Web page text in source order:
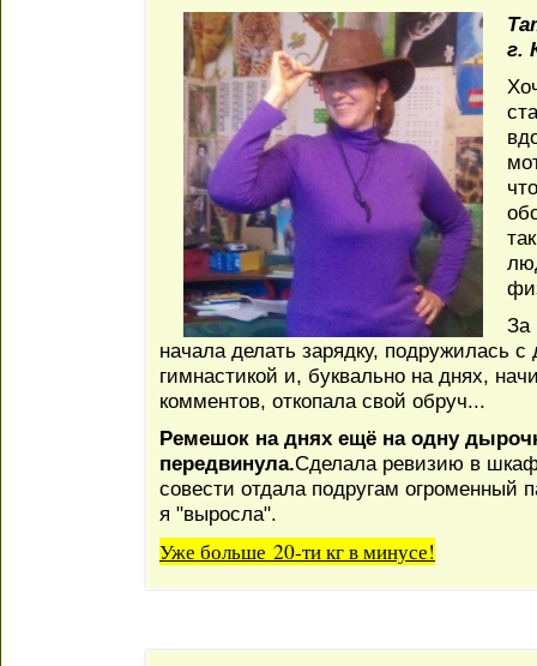
г.
За
начала делать зарядку, подружилась с
гимнастикой и, буквально на днях,
комментов, откопала свой обруч...
Ремешок на днях ещё на одну
передвинула.Сделала ревизию в
совести отдала подругам огроменный
я "выросла".
Уже больше 20-ти кг в минусе!